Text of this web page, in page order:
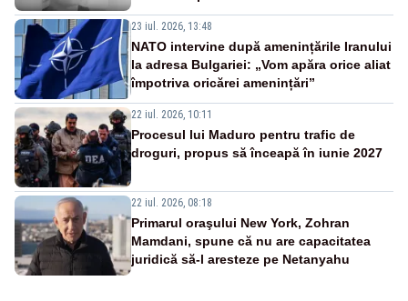
23 iul. 2026, 13:48
NATO intervine după amenințările Iranului
la adresa Bulgariei: „Vom apăra orice aliat
împotriva oricărei amenințări”
22 iul. 2026, 10:11
Procesul lui Maduro pentru trafic de
droguri, propus să înceapă în iunie 2027
22 iul. 2026, 08:18
Primarul oraşului New York, Zohran
Mamdani, spune că nu are capacitatea
juridică să-l aresteze pe Netanyahu